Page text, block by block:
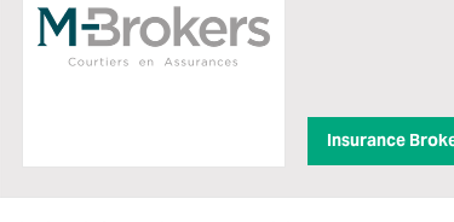
Insurance